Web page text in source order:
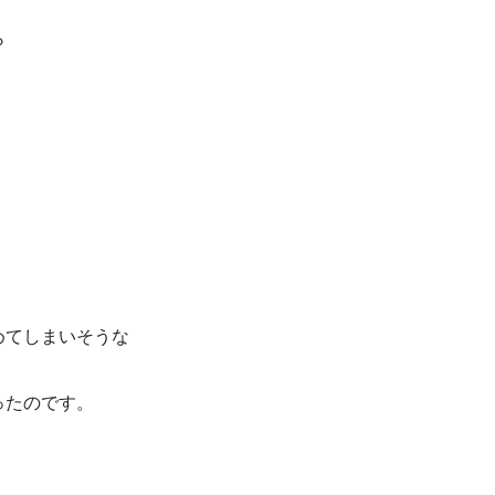
しまいそうな
のです。